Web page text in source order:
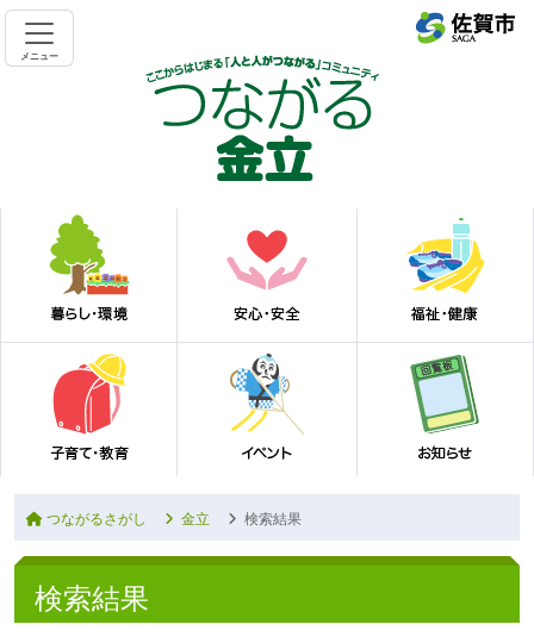
メニュー
つながるさがし 金立 検索結果
検索結果